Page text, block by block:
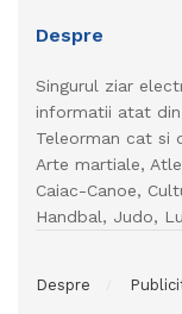
Despre
Singurul ziar
informatii atat
Teleorman cat si
Arte martiale,
Caiac-Canoe,
Handbal, Judo,
Despre